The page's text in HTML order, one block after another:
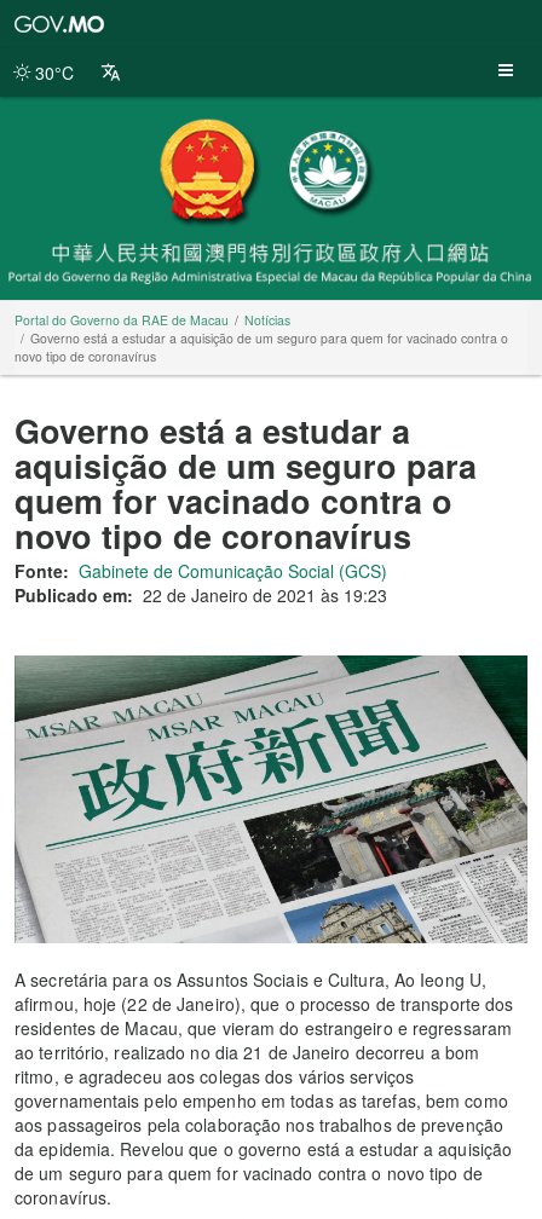
da
30°C
Portal do Governo da RAE de Macau
Notícias
Governo está a estudar a aquisição de um seguro para quem for vacinado contra o
novo tipo de coronavírus
Governo está a estudar a
aquisição de um seguro para
quem for vacinado contra o
novo tipo de coronavírus
Fonte: Gabinete de Comunicação Social (GCS)
Publicado em: 22 de Janeiro de 2021 às 19:23
A secretária para os Assuntos Sociais e Cultura, Ao Ieong U,
afirmou, hoje (22 de Janeiro), que o processo de transporte dos
residentes de Macau, que vieram do estrangeiro e regressaram
ao território, realizado no dia 21 de Janeiro decorreu a bom
ritmo, e agradeceu aos colegas dos vários serviços
governamentais pelo empenho em todas as tarefas, bem como
aos passageiros pela colaboração nos trabalhos de prevenção
da epidemia. Revelou que o governo está a estudar a aquisição
de um seguro para quem for vacinado contra o novo tipo de
coronavírus.